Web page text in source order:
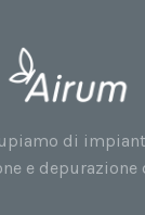
di
e depurazione